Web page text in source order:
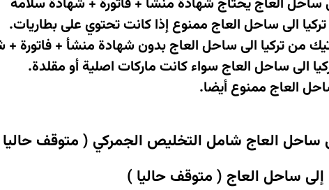
الى ساحل العاج ممنوع إذا كانت تحتوي على بطاريات.
من تركيا الى ساحل العاج بدون شهادة منشأ + فاتورة
الى ساحل العاج سواء كانت ماركات اصلية أو مقلدة.
العاج ممنوع أيضا.
ساحل العاج شامل التخليص الجمركي ( متوقف
ساحل العاج ( متوقف حاليا )